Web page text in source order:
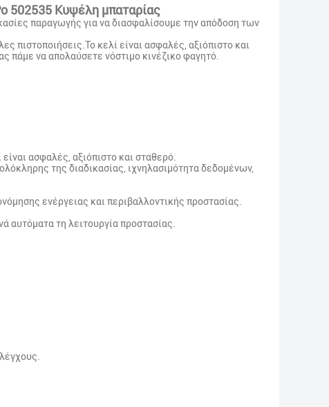
502535 Κυψέλη μπαταρίας
παραγωγής για να διασφαλίσουμε την απόδοση των
πιστοποιήσεις.Το κελί είναι ασφαλές, αξιόπιστο και
πάμε να απολαύσετε νόστιμο κινέζικο φαγητό.
ασφαλές, αξιόπιστο και σταθερό.
της διαδικασίας, ιχνηλασιμότητα δεδομένων,
ενέργειας και περιβαλλοντικής προστασίας.
αυτόματα τη λειτουργία προστασίας.